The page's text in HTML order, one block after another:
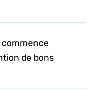
commence
de bons